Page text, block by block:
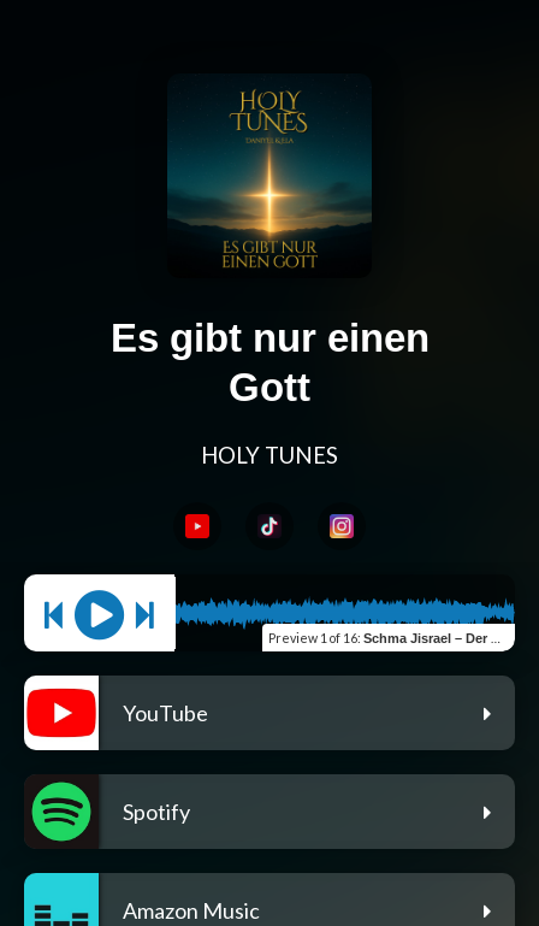
Es gibt nur einen
Gott
HOLY TUNES
Preview 1 of 16: Schma Jisrael – Der Herr ist Einer
YouTube
Spotify
Amazon Music